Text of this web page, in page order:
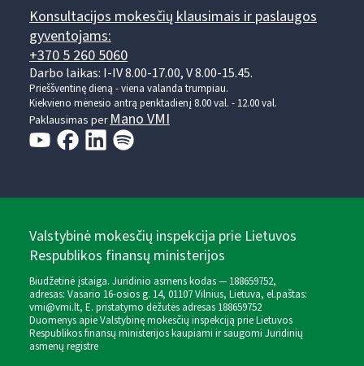
Konsultacijos mokesčių klausimais ir paslaugos
gyventojams:
+370 5 260 5060
Darbo laikas: I-IV 8.00-17.00, V 8.00-15.45.
Prieššventinę dieną - viena valanda trumpiau.
Kiekvieno mėnesio antrą penktadienį 8.00 val. - 12.00 val.
Paklausimas perMano VMI
Valstybinė mokesčių inspekcija prie Lietuvos
Respublikos finansų ministerijos
Biudžetinė įstaiga. Juridinio asmens kodas — 188659752,
adresas: Vasario 16-osios g. 14, 01107 Vilnius, Lietuva, el.paštas:
vmi@vmi.lt, E. pristatymo dėžutės adresas 188659752
Duomenys apie Valstybinę mokesčių inspekciją prie Lietuvos
Respublikos finansų ministerijos kaupiami ir saugomi Juridinių
asmenų registre